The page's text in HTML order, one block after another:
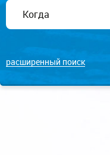
расширенный поиск